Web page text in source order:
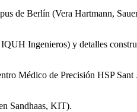
de Berlín (Vera Hartmann,
Ingenieros) y detalles
Médico de Precisión HSP Sant
Sandhaas, KIT).